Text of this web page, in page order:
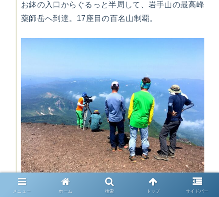
お鉢の入口からぐるっと半周して、岩手山の最高峰
薬師岳へ到達。17座目の百名山制覇。
NHKにっぽん百名山のスタッフ
メニュー ホーム 検索 トップ サイドバー